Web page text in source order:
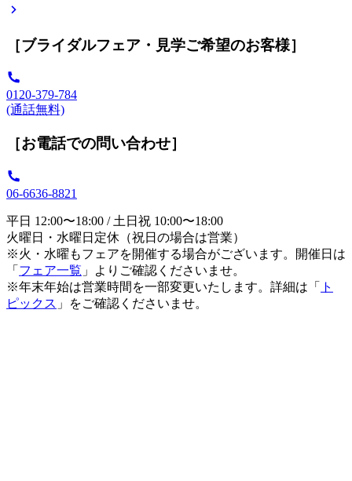
［ブライダルフェア・見学ご希望のお客様］
0120-379-784
(通話無料)
［お電話での問い合わせ］
06-6636-8821
平日 12:00〜18:00 / 土日祝 10:00〜18:00
火曜日・水曜日定休（祝日の場合は営業）
※火・水曜もフェアを開催する場合がございます。開催日は
「 フェア一覧 」よりご確認くださいませ。
※年末年始は営業時間を一部変更いたします。詳細は「
ト
ピックス 」をご確認くださいませ。